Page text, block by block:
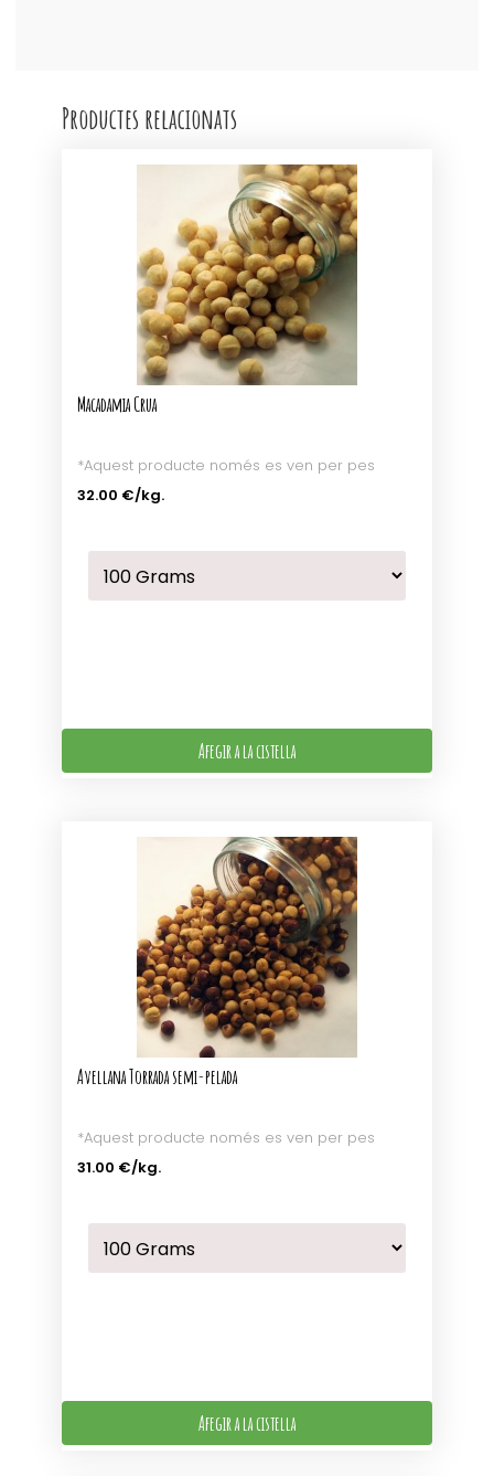
Productes relacionats
Macadamia Crua
*Aquest producte només es ven per pes
32.00 €/kg.
Afegir a la cistella
Avellana Torrada semi-pelada
*Aquest producte només es ven per pes
31.00 €/kg.
Afegir a la cistella